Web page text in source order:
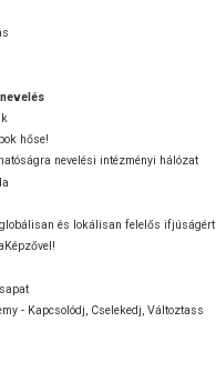
hőse!
nevelési intézményi hálózat
globálisan és lokálisan felelős ifjúságért
- Kapcsolódj, Cselekedj, Változtass